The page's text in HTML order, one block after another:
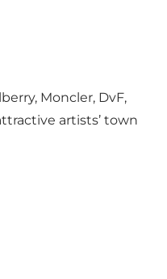
Moncler, DvF,
artists’ town